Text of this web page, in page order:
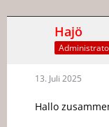
Hajö
13. Juli 2025
Hallo